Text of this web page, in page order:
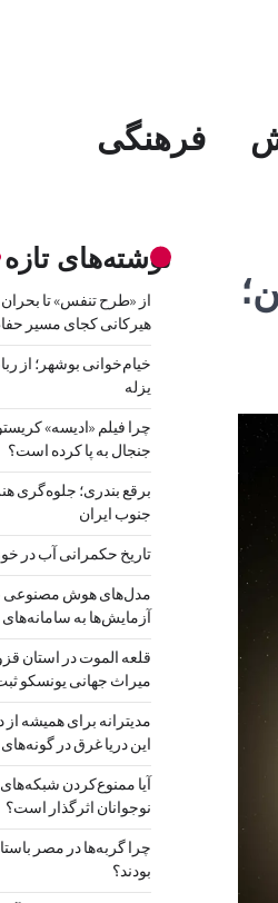
فرهنگی
نوشته‌های تازه
از «طرح تنفس» تا بحران
هیرکانی کجای مسیر
خیام‌خوانی بوشهر؛ از
یزله
چرا فیلم «ادیسه»
جنجال به پا کرده است؟
برقع بندری؛ جلوه‌گری
جنوب ایران
تاریخ حکمرانی آب در
مدل‌های هوش مصنوعی
آزمایش‌ها به
قلعه الموت در استان
میراث جهانی یونسکو
مدیترانه برای همیشه از
این دریا غرق در
آیا ممنوع‌کردن
نوجوانان اثرگذار است؟
چرا گربه‌ها در مصر
بودند؟